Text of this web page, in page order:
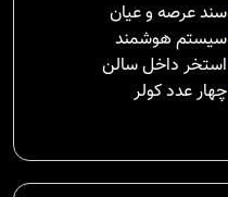
سند عرصه و عیان
سیستم هوشمند
استخر داخل سالن
چهار عدد کولر